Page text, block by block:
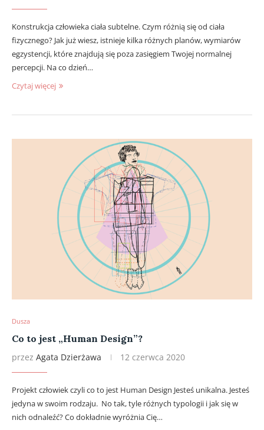
Konstrukcja człowieka ciała subtelne. Czym różnią się od ciała
fizycznego? Jak już wiesz, istnieje kilka różnych planów, wymiarów
egzystencji, które znajdują się poza zasięgiem Twojej normalnej
percepcji. Na co dzień…
Czytaj więcej
Dusza
Co to jest „Human Design”?
przez Agata Dzierżawa 12 czerwca 2020
Projekt człowiek czyli co to jest Human Design Jesteś unikalna. Jesteś
jedyna w swoim rodzaju. No tak, tyle różnych typologii i jak się w
nich odnaleźć? Co dokładnie wyróżnia Cię…